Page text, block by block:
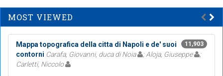
MOST VIEWED
11,903
Mappa topografica della citta di Napoli e de' suoi
contorni Carafa, Giovanni, duca di Noia ; Aloja, Giuseppe
;
Carletti, Niccolo